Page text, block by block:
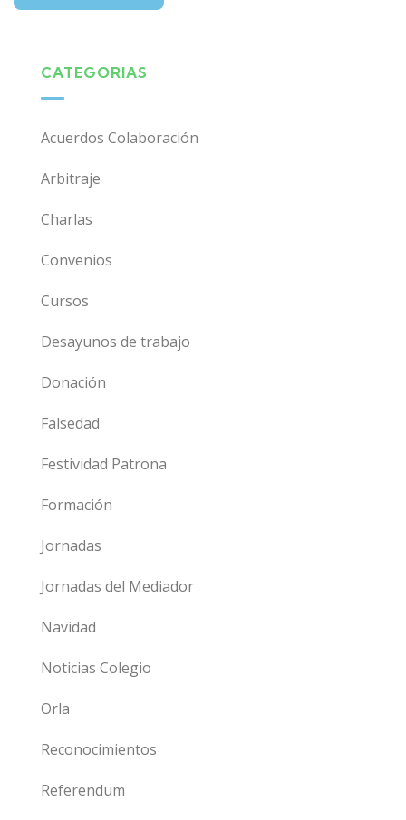
CATEGORIAS
Acuerdos Colaboración
Arbitraje
Charlas
Convenios
Cursos
Desayunos de trabajo
Donación
Falsedad
Festividad Patrona
Formación
Jornadas
Jornadas del Mediador
Navidad
Noticias Colegio
Orla
Reconocimientos
Referendum